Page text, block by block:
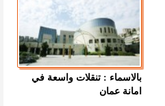
بالاسماء : تنقلات واسعة في
امانة عمان